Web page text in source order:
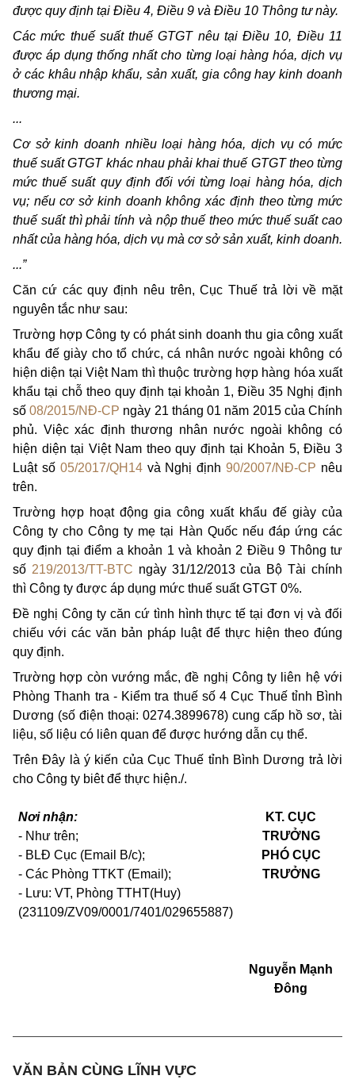
được quy định tại Điều 4, Điều 9 và Điều 10 Thông tư này.
Các mức thuế suất thuế GTGT nêu tại Điều 10, Điều 11
được áp dụng thống nhất cho từng loại hàng hóa, dịch vụ
ở các khâu nhập khẩu, sản xuất, gia công hay kinh doanh
thương mại.
...
Cơ sở kinh doanh nhiều loại hàng hóa, dịch vụ có mức
thuế suất GTGT khác nhau phải khai thuế GTGT theo từng
mức thuế suất quy định đối với từng loại hàng hóa, dịch
vụ; nếu cơ sở kinh doanh không xác định theo từng mức
thuế suất thì phải tính và nộp thuế theo mức thuế suất cao
nhất của hàng hóa, dịch vụ mà cơ sở sản xuất, kinh doanh.
...”
Căn cứ các quy định nêu trên, Cục Thuế trả lời về mặt
nguyên tắc như sau:
Trường hợp Công ty có phát sinh doanh thu gia công xuất
khẩu đế giày cho tổ chức, cá nhân nước ngoài không có
hiện diện tại Việt Nam thì thuộc trường hợp hàng hóa xuất
khẩu tại chỗ theo quy định tại khoản 1, Điều 35 Nghị định
số08/2015/NĐ-CP ngày 21 tháng 01 năm 2015 của Chính
phủ. Việc xác định thương nhân nước ngoài không có
hiện diện tại Việt Nam theo quy định tại Khoản 5, Điều 3
Luật số 05/2017/QH14và Nghị định90/2007/NĐ-CP nêu
trên.
Trường hợp hoạt động gia công xuất khẩu đế giày của
Công ty cho Công ty mẹ tại Hàn Quốc nếu đáp ứng các
quy định tại điểm a khoản 1 và khoản 2 Điều 9 Thông tư
số 219/2013/TT-BTC ngày 31/12/2013 của Bộ Tài chính
thì Công ty được áp dụng mức thuế suất GTGT 0%.
Đề nghị Công ty căn cứ tình hình thực tế tại đơn vị và đối
chiếu với các văn bản pháp luật để thực hiện theo đúng
quy định.
Trường hợp còn vướng mắc, đề nghị Công ty liên hệ với
Phòng Thanh tra - Kiểm tra thuế số 4 Cục Thuế tỉnh Bình
Dương (số điện thoại: 0274.3899678) cung cấp hồ sơ, tài
liệu, số liệu có liên quan để được hướng dẫn cụ thể.
Trên Đây là ý kiến của Cục Thuế tỉnh Bình Dương trả lời
cho Công ty biêt để thực hiện./.
Nơi nhận:
- Như trên;
- BLĐ Cục (Email B/c);
- Các Phòng TTKT (Email);
- Lưu: VT, Phòng TTHT(Huy)
(231109/ZV09/0001/7401/029655887)
KT. CỤC
TRƯỞNG
PHÓ CỤC
TRƯỞNG
Nguyễn Mạnh
Đông
VĂN BẢN CÙNG LĨNH VỰC